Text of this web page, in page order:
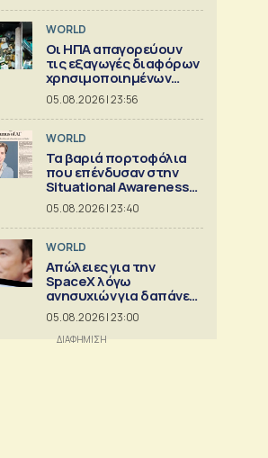
WORLD
Οι ΗΠΑ απαγορεύουν
τις εξαγωγές διαφόρων
χρησιμοποιημένων
κρίσιμων ορυκτών
05.08.2026 | 23:56
WORLD
Τα βαριά πορτοφόλια
που επένδυσαν στην
Situational Awareness
πριν καταρρεύσει
05.08.2026 | 23:40
WORLD
Απώλειες για την
SpaceX λόγω
ανησυχιών για δαπάνες
ΑΙ
05.08.2026 | 23:00